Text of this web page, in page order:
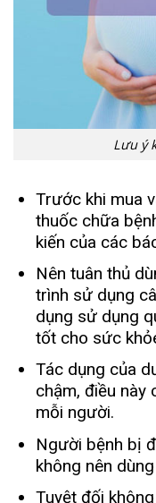
Lưu ý
Trước khi mua
thuốc chữa
kiến của các
Nên tuân thủ
trình sử dụng
dụng sử dụng
tốt cho sức
Tác dụng của
chậm, điều này
mỗi người.
Người bệnh bị
không nên
Tuyệt đối